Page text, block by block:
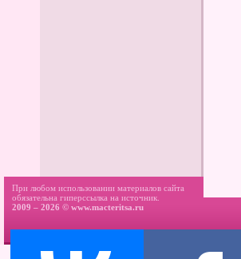
При любом использовании материалов сайта
обязательна гиперссылка на источник.
2009 – 2026 © www.macteritsa.ru